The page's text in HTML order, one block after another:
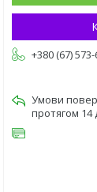
+380 (67)
протягом 14